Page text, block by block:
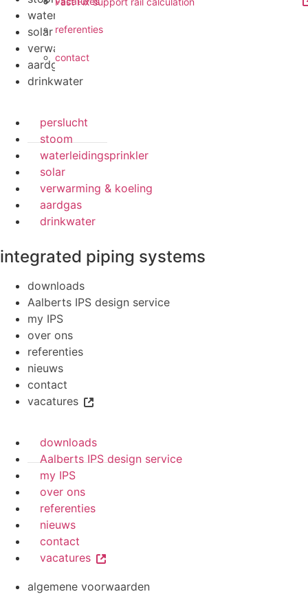
referenties
contact
waterleidingsprinkler
solar
verwarming & koeling
aardgas
drinkwater
perslucht
stoom
waterleidingsprinkler
solar
verwarming & koeling
aardgas
drinkwater
integrated piping systems
downloads
Aalberts IPS design service
my IPS
over ons
referenties
nieuws
contact
vacatures
downloads
Aalberts IPS design service
my IPS
over ons
referenties
nieuws
contact
vacatures
algemene voorwaarden